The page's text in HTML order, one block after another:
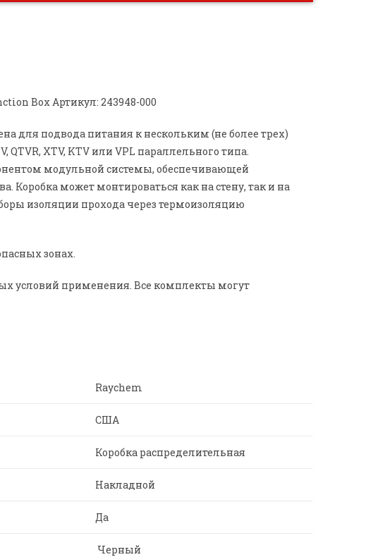
Box Артикул: 243948-000
для подвода питания к нескольким (не более трех)
XTV, KTV или VPL параллельного типа.
модульной системы, обеспечивающей
Коробка может монтироваться как на стену, так и на
изоляции прохода через термоизоляцию
зонах.
условий применения. Все комплекты могут
Raychem
США
Коробка распределительная
Накладной
Да
Черный